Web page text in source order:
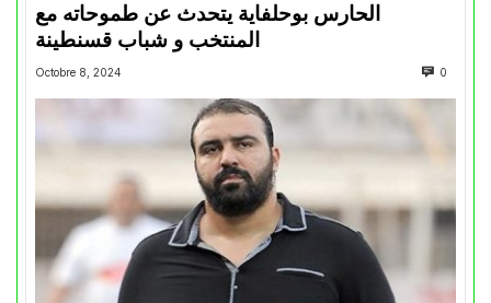
الحارس بوحلفاية يتحدث عن طموحاته مع
المنتخب و شباب قسنطينة
Octobre 8, 2024 0